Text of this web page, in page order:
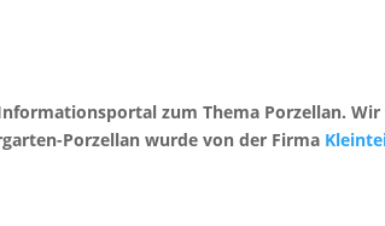
zum Thema Porzellan.
Porzellan wurde von der Firma